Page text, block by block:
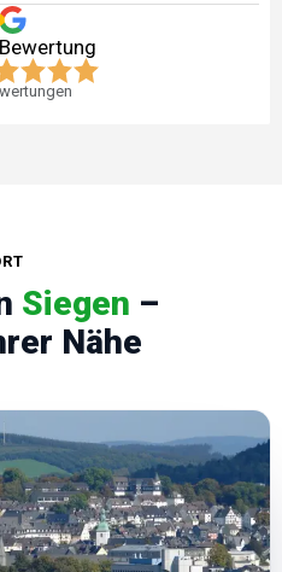
Siegen –
Nähe